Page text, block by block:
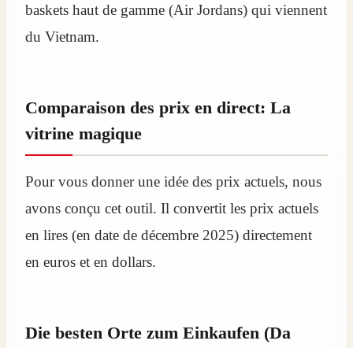
baskets haut de gamme (Air Jordans) qui viennent
du Vietnam.
Comparaison des prix en direct: La
vitrine magique
Pour vous donner une idée des prix actuels, nous
avons conçu cet outil. Il convertit les prix actuels
en lires (en date de décembre 2025) directement
en euros et en dollars.
Die besten Orte zum Einkaufen (Da